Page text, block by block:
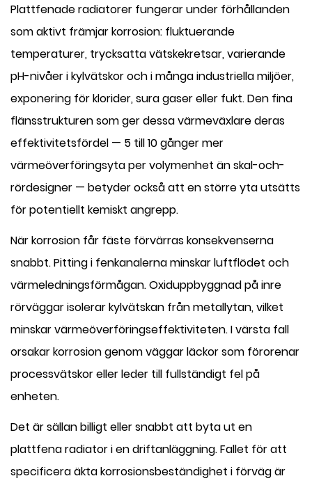
Plattfenade radiatorer fungerar under förhållanden
som aktivt främjar korrosion: fluktuerande
temperaturer, trycksatta vätskekretsar, varierande
pH-nivåer i kylvätskor och i många industriella miljöer,
exponering för klorider, sura gaser eller fukt. Den fina
flänsstrukturen som ger dessa värmeväxlare deras
effektivitetsfördel — 5 till 10 gånger mer
värmeöverföringsyta per volymenhet än skal-och-
rördesigner — betyder också att en större yta utsätts
för potentiellt kemiskt angrepp.
När korrosion får fäste förvärras konsekvenserna
snabbt. Pitting i fenkanalerna minskar luftflödet och
värmeledningsförmågan. Oxiduppbyggnad på inre
rörväggar isolerar kylvätskan från metallytan, vilket
minskar värmeöverföringseffektiviteten. I värsta fall
orsakar korrosion genom väggar läckor som förorenar
processvätskor eller leder till fullständigt fel på
enheten.
Det är sällan billigt eller snabbt att byta ut en
plattfena radiator i en driftanläggning. Fallet för att
specificera äkta korrosionsbeständighet i förväg är